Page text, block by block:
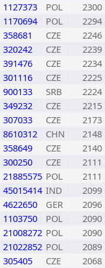
1127373 POL
2300
1170694 POL
2294
358681 CZE
2246
320242 CZE
2239
391476 CZE
2234
301116 CZE
2225
900133 SRB
2224
349232 CZE
2215
307033 CZE
2173
8610312 CHN
2148
358649 CZE
2140
300250 CZE
2111
21885575 POL
2111
45015414 IND
2099
4622650 GER
2096
1103750 POL
2090
21008272 POL
2090
21022852 POL
2089
305405 CZE
2068